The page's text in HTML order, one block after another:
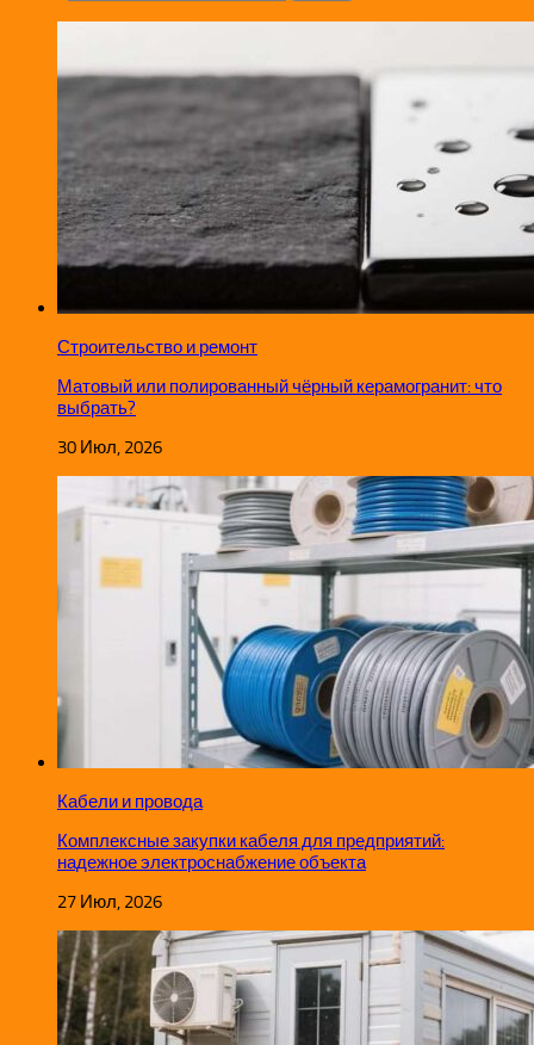
Строительство и ремонт
Матовый или полированный чёрный керамогранит: что
выбрать?
30 Июл, 2026
Кабели и провода
Комплексные закупки кабеля для предприятий:
надежное электроснабжение объекта
27 Июл, 2026